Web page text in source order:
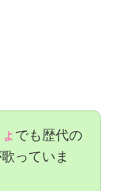
でも歴代の
っていま